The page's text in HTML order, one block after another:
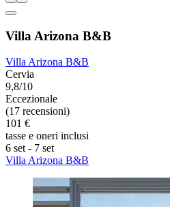
Villa Arizona B&B
Villa Arizona B&B
Cervia
9,8/10
Eccezionale
(17 recensioni)
101 €
tasse e oneri inclusi
6 set - 7 set
Villa Arizona B&B